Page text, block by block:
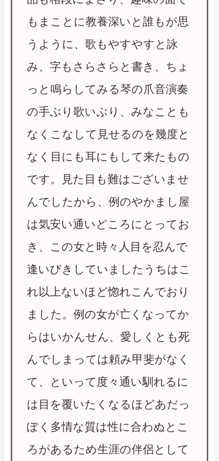
もまことに教養深いと誰もが思
うように、歌もやすやすと詠
み、字もさらさらと書き、ちょ
っと鳴らしてみる琴の爪音演奏
の手ぶり歌いぶり、みなことも
なくこなして見せるのを幾度と
なく目にも耳にもして来たもの
です。見た目も難はございませ
んでしたから、例のやかまし屋
は気安い通いどころにとってお
き、この女と時々人目を忍んで
逢いびきしていましたうちはこ
れ以上ないほど惚れこんでおり
ました。例の女が亡くなってか
らはいかんせん、愛しくとも死
んでしまっては頼み甲斐がなく
て、といって度々通い馴れるに
は目を覆いたくなるほどあだっ
ぽく多情な質は性に合わぬとこ
ろがあるため生涯の伴侶として